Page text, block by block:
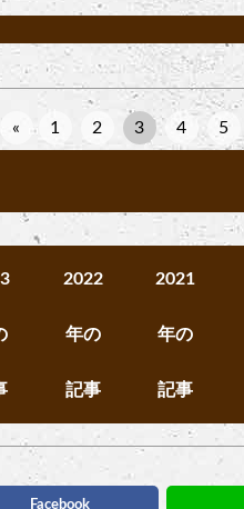
« 1 2 3 4 5
2022
年の
記事
2021
年の
記事
Facebook